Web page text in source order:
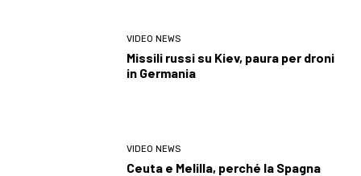
VIDEO NEWS
Missili russi su Kiev, paura per droni
in Germania
VIDEO NEWS
Ceuta e Melilla, perché la Spagna